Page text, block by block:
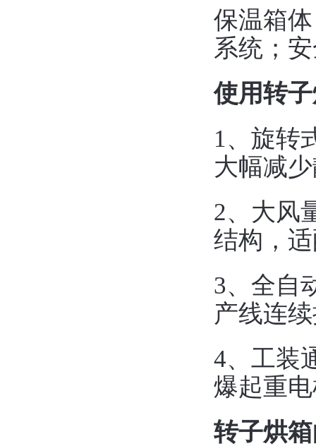
保温箱
系统；
使用转
1、旋转
大幅减
2、大风
结构，
3、全自
产线连
4、工装
爆起重
转子烘